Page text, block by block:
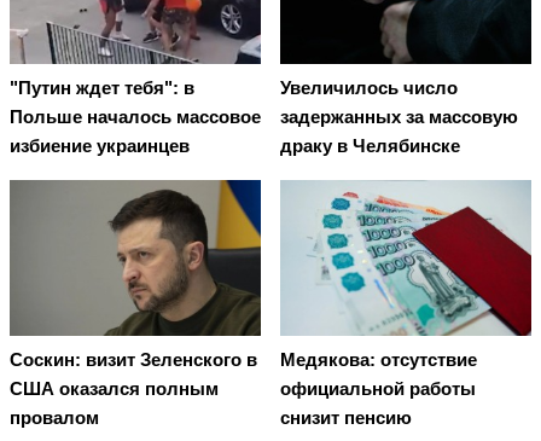
"Путин ждет тебя": в
Польше началось массовое
избиение украинцев
Увеличилось число
задержанных за массовую
драку в Челябинске
Соскин: визит Зеленского в
США оказался полным
провалом
Медякова: отсутствие
официальной работы
снизит пенсию